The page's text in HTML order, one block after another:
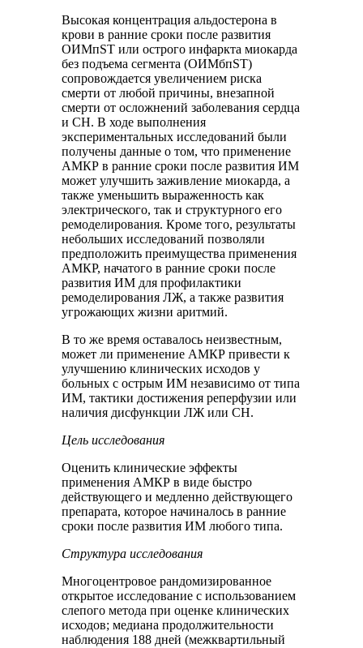
Высокая концентрация альдостерона в
крови в ранние сроки после развития
ОИМпST или острого инфаркта миокарда
без подъема сегмента (ОИМбпST)
сопровождается увеличением риска
смерти от любой причины, внезапной
смерти от осложнений заболевания сердца
и СН. В ходе выполнения
экспериментальных исследований были
получены данные о том, что применение
АМКР в ранние сроки после развития ИМ
может улучшить заживление миокарда, а
также уменьшить выраженность как
электрического, так и структурного его
ремоделирования. Кроме того, результаты
небольших исследований позволяли
предположить преимущества применения
АМКР, начатого в ранние сроки после
развития ИМ для профилактики
ремоделирования ЛЖ, а также развития
угрожающих жизни аритмий.
В то же время оставалось неизвестным,
может ли применение АМКР привести к
улучшению клинических исходов у
больных с острым ИМ независимо от типа
ИМ, тактики достижения реперфузии или
наличия дисфункции ЛЖ или СН.
Цель исследования
Оценить клинические эффекты
применения АМКР в виде быстро
действующего и медленно действующего
препарата, которое начиналось в ранние
сроки после развития ИМ любого типа.
Структура исследования
Многоцентровое рандомизированное
открытое исследование с использованием
слепого метода при оценке клинических
исходов; медиана продолжительности
наблюдения 188 дней (межквартильный